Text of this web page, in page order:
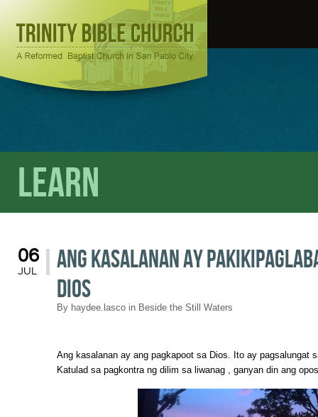
Learn
06
JUL
Ang Kasalanan ay
Dios
By haydee.lasco in Beside the Still Waters
Ang kasalanan ay ang pagkapoot sa Dios. Ito ay pagsalungat
Katulad sa pagkontra ng dilim sa liwanag , ganyan din ang